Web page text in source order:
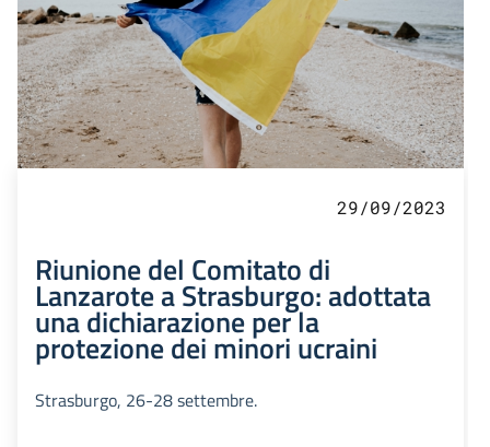
29/09/2023
Riunione del Comitato di
Lanzarote a Strasburgo: adottata
una dichiarazione per la
protezione dei minori ucraini
Strasburgo, 26-28 settembre.